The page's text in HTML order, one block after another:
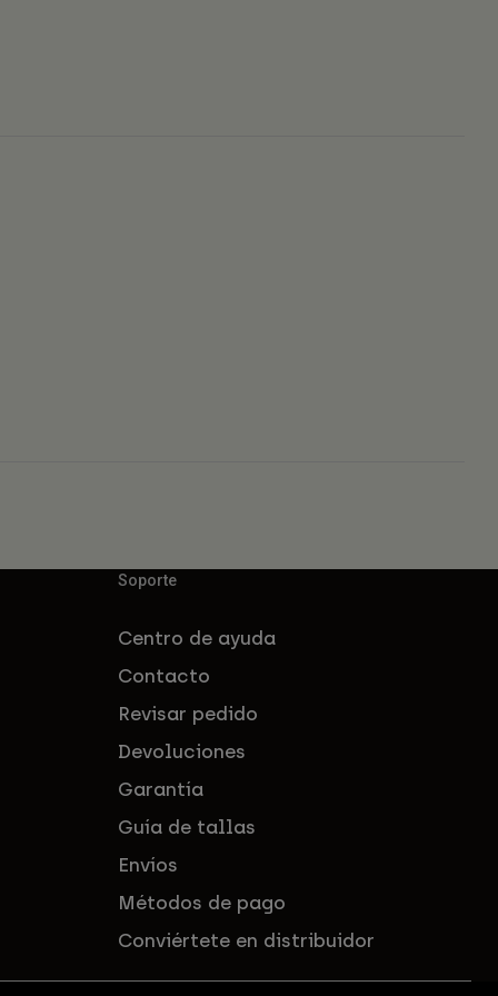
Soporte
Centro de ayuda
Contacto
Revisar pedido
Devoluciones
Garantía
Guía de tallas
Envíos
Métodos de pago
Conviértete en distribuidor